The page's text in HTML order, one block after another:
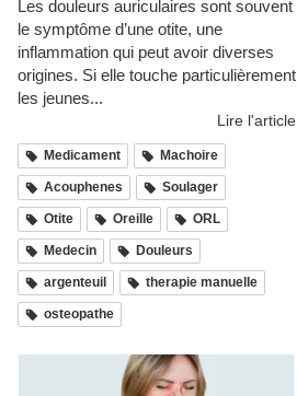
Les douleurs auriculaires sont souvent
le symptôme d’une otite, une
inflammation qui peut avoir diverses
origines. Si elle touche particulièrement
les jeunes...
Lire l'article
Medicament Machoire
Acouphenes Soulager
Otite Oreille ORL
Medecin Douleurs
argenteuil therapie manuelle
osteopathe